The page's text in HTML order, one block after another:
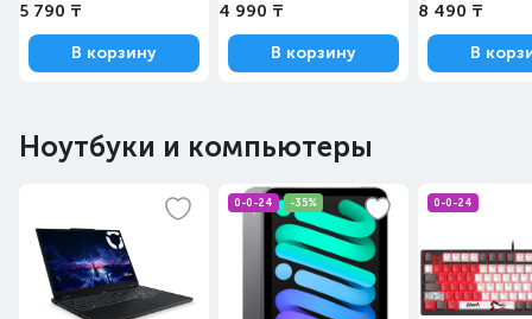
5 790 ₸
В корзину
4 990 ₸
В корзину
8 490 ₸
В
Ноутбуки и компьютеры
0-0-24 -35% 0-0-24